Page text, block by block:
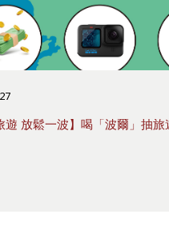
遊 放鬆一波】喝「波爾」抽旅